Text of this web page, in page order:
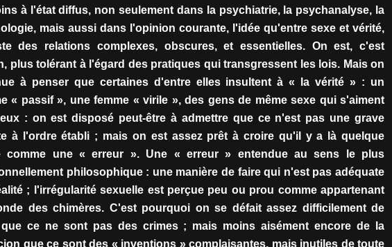
à l'état diffus, non seulement dans la psychiatrie, la psychanalyse, la
mais aussi dans l'opinion courante, l'idée qu'entre sexe et vérité,
des relations complexes, obscures, et essentielles. On est, c'est
plus tolérant à l'égard des pratiques qui transgressent les lois. Mais on
à penser que certaines d'entre elles insultent à « la vérité » : un
« passif », une femme « virile », des gens de même sexe qui s'aiment
: on est disposé peut-être à admettre que ce n'est pas une grave
à l'ordre établi ; mais on est assez prêt à croire qu'il y a là quelque
comme une « erreur ». Une « erreur » entendue au sens le plus
philosophique : une manière de faire qui n'est pas adéquate
; l'irrégularité sexuelle est perçue peu ou prou comme appartenant
des chimères. C'est pourquoi on se défait assez difficilement de
que ce ne sont pas des crimes ; mais moins aisément encore de la
que ce sont des « inventions » complaisantes, mais inutiles de toute